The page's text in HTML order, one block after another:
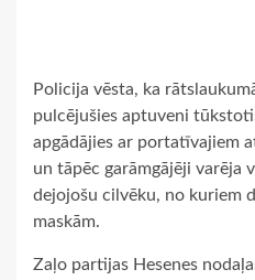
Policija vēsta, ka
pulcējušies aptuveni
apgādājies ar portatīvajiem
un tāpēc garāmgājēji varēja
dejojošu cilvēku, no kuriem
maskām.
Zaļo partijas Hesenes